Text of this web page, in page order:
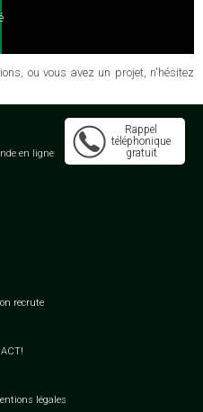
ou vous avez un projet, n'hésitez
Rappel
téléphonique
gratuit
en ligne
recrute
légales